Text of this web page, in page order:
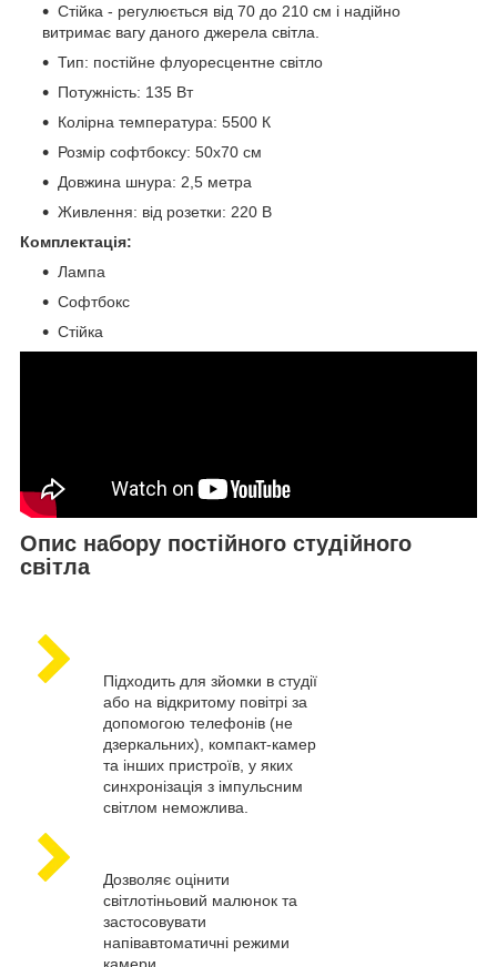
Стійка - регулюється від 70 до 210 см і надійно
витримає вагу даного джерела світла.
Тип: постійне флуоресцентне світло
Потужність: 135 Вт
Колірна температура: 5500 К
Розмір софтбоксу: 50x70 см
Довжина шнура: 2,5 метра
Живлення: від розетки: 220 В
Комплектація:
Лампа
Софтбокс
Стійка
Опис набору постійного студійного
світла
Підходить для зйомки в студії
або на відкритому повітрі за
допомогою телефонів (не
дзеркальних), компакт-камер
та інших пристроїв, у яких
синхронізація з імпульсним
світлом неможлива.
Дозволяє оцінити
світлотіньовий малюнок та
застосовувати
напівавтоматичні режими